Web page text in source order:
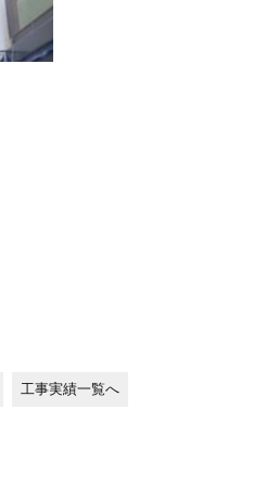
工事実績一覧へ